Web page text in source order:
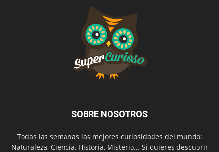
SOBRE NOSOTROS
Todas las semanas las mejores curiosidades del mundo:
Naturaleza, Ciencia, Historia, Misterio... Si quieres descubrir